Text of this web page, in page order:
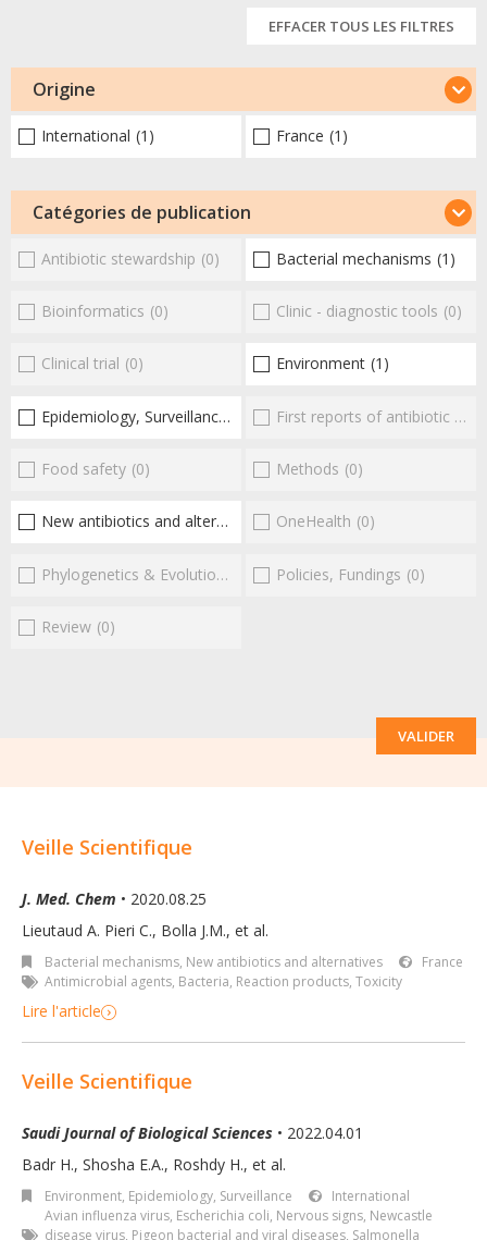
EFFACER TOUS LES FILTRES
Origine
International (1) France (1)
Catégories de publication
Antibiotic stewardship (0) Bacterial mechanisms (1)
Bioinformatics (0) Clinic - diagnostic tools (0)
Clinical trial (0) Environment (1)
Epidemiology, Surveillance First reports of antibiotic resistance
Food safety (0) Methods (0)
New antibiotics and alternatives (1)
OneHealth (0)
Phylogenetics & Evolution Policies, Fundings (0)
Review (0)
VALIDER
Veille Scientifique
J. Med. Chem • 2020.08.25
Lieutaud A. Pieri C., Bolla J.M., et al.
Bacterial mechanisms, New antibiotics and alternatives
France
Antimicrobial agents, Bacteria, Reaction products, Toxicity
Lire l'article
Veille Scientifique
Saudi Journal of Biological Sciences • 2022.04.01
Badr H., Shosha E.A., Roshdy H., et al.
Environment, Epidemiology, Surveillance
International
Avian influenza virus, Escherichia coli, Nervous signs, Newcastle
disease virus, Pigeon bacterial and viral diseases, Salmonella